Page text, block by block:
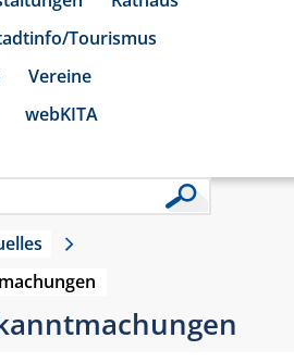
Tourismus
Vereine
webKITA